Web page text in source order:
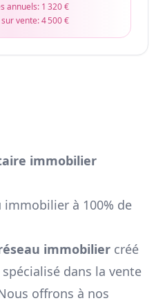
annuels: 1 320 €
vente:4 500 €
immobilier
immobilier à 100% de
immobilier créé
dans la vente
offrons à nos